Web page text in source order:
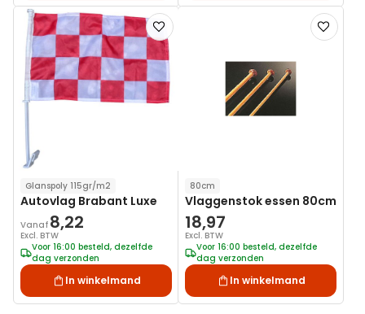
Voeg
toe
aan
verlanglijst
Glanspoly 115gr/m2
Autovlag Brabant Luxe
Vanaf 8,22
Excl. BTW
Voor 16:00 besteld, dezelfde
dag verzonden
In winkelmand
Voeg
toe
80cm
Vlaggenstok essen 80cm
18,97
Excl. BTW
Voor 16:00 besteld, dezelfde
dag verzonden
In winkelmand